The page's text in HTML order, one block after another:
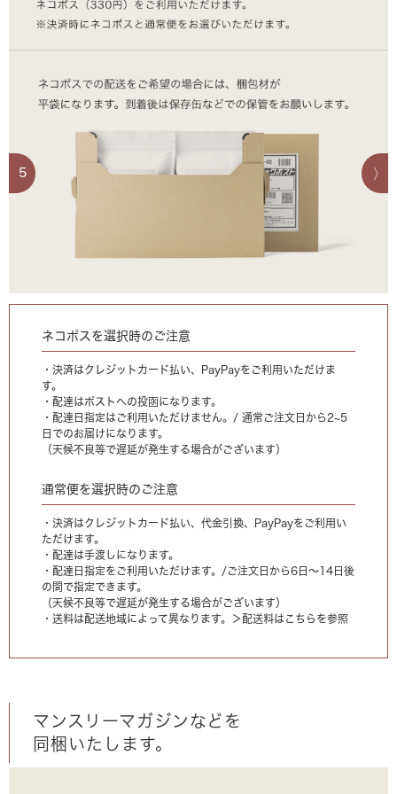
5
ネコポスを選択時のご注意
・決済はクレジットカード払い、PayPayをご利用いただけま
す。
・配達はポストへの投函になります。
・配達日指定はご利用いただけません。/ 通常ご注文日から2~5
日でのお届けになります。
（天候不良等で遅延が発生する場合がございます）
通常便を選択時のご注意
・決済はクレジットカード払い、代金引換、PayPayをご利用い
ただけます。
・配達は手渡しになります。
・配達日指定をご利用いただけます。/ご注文日から6日〜14日後
の間で指定できます。
（天候不良等で遅延が発生する場合がございます）
・送料は配送地域によって異なります。
＞配送料はこちらを参照
マンスリーマガジンなどを
同梱いたします。